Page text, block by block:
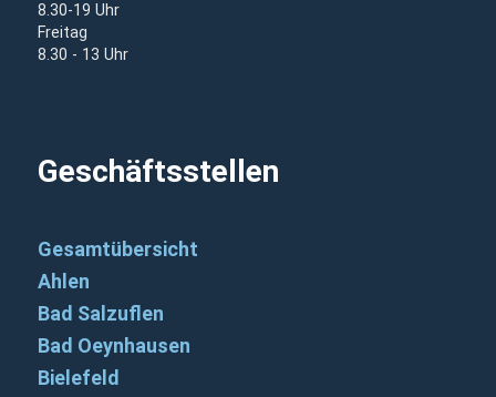
8.30-19 Uhr
Freitag
8.30 - 13 Uhr
Geschäftsstellen
Gesamtübersicht
Ahlen
Bad Salzuflen
Bad Oeynhausen
Bielefeld